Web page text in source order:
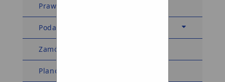
Prawo miejscowe
Podatki i opłaty
Zamówienia publiczne
Planowanie przestrzenne